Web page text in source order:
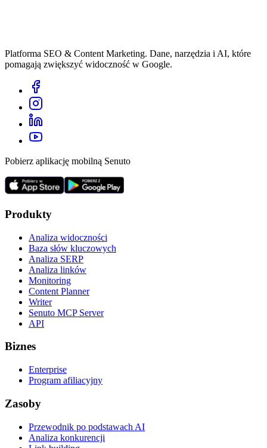
Platforma SEO & Content Marketing. Dane, narzędzia i AI, które
pomagają zwiększyć widoczność w Google.
Pobierz aplikację mobilną Senuto
Produkty
Analiza widoczności
Baza słów kluczowych
Analiza SERP
Analiza linków
Monitoring
Content Planner
Writer
Senuto MCP Server
API
Biznes
Enterprise
Program afiliacyjny
Zasoby
Przewodnik po podstawach AI
Analiza konkurencji